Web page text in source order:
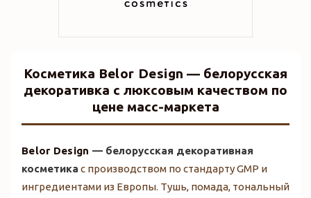
Косметика Belor Design — белорусская
декоративка с люксовым качеством по
цене масс-маркета
Belor Design — белорусская декоративная
косметика с производством по стандарту GMP и
ингредиентами из Европы. Тушь, помада, тональный